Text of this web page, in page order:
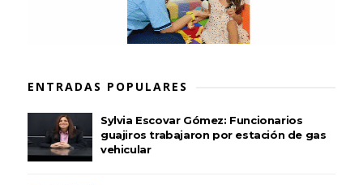
ENTRADAS POPULARES
Sylvia Escovar Gómez: Funcionarios
guajiros trabajaron por estación de gas
vehicular